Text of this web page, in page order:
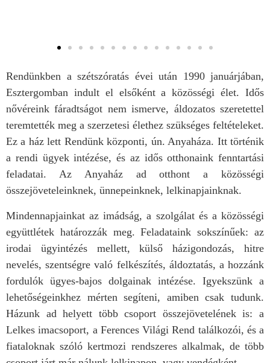
Rendünkben a szétszóratás évei után 1990 januárjában,
Esztergomban indult el elsőként a közösségi élet. Idős
nővéreink fáradtságot nem ismerve, áldozatos szeretettel
teremtették meg a szerzetesi élethez szükséges feltételeket.
Ez a ház lett Rendünk központi, ún. Anyaháza. Itt történik
a rendi ügyek intézése, és az idős otthonaink fenntartási
feladatai. Az Anyaház ad otthont a közösségi
összejöveteleinknek, ünnepeinknek, lelkinapjainknak.
Mindennapjainkat az imádság, a szolgálat és a közösségi
együttlétek határozzák meg. Feladataink sokszínűek: az
irodai ügyintézés mellett, külső házigondozás, hitre
nevelés, szentségre való felkészítés, áldoztatás, a hozzánk
fordulók ügyes-bajos dolgainak intézése. Igyekszünk a
lehetőségeinkhez mérten segíteni, amiben csak tudunk.
Házunk ad helyett több csoport összejövetelének is: a
Lelkes imacsoport, a Ferences Világi Rend találkozói, és a
fiataloknak szóló kertmozi rendszeres alkalmak, de több